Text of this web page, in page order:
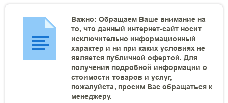
Важно: Обращаем Ваше внимание на
то, что данный интернет-сайт носит
исключительно информационный
характер и ни при каких условиях не
является публичной офертой. Для
получения подробной информации о
стоимости товаров и услуг,
пожалуйста, просим Вас обращаться к
менеджеру.